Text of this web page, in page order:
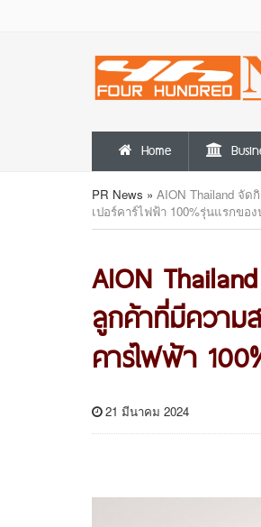
Home
PR News » AION Thailand จัด
เปอร์คาร์ไฟฟ้า 100%รุ่นแรกของ
AION
ลูกค้าที่มีความ
คาร์ไฟฟ้า
21 มีนาคม 2024